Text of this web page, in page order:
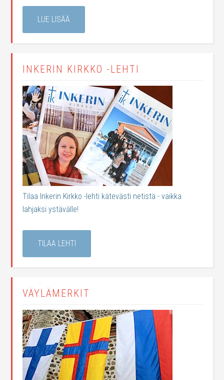
LUE LISÄÄ
INKERIN KIRKKO -LEHTI
Tilaa Inkerin Kirkko -lehti kätevästi netistä - vaikka
lahjaksi ystävälle!
TILAA LEHTI
VÄYLÄMERKIT